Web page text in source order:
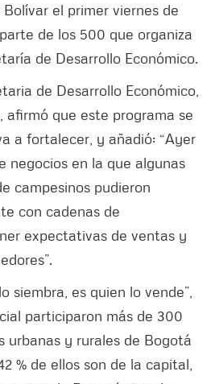
el primer viernes de
de los 500 que organiza
de Desarrollo Económico.
de Desarrollo Económico,
afirmó que este programa se
a fortalecer, y añadió: “Ayer
negocios en la que algunas
campesinos pudieron
con cadenas de
expectativas de ventas y
siembra, es quien lo vende”,
participaron más de 300
urbanas y rurales de Bogotá
% de ellos son de la capital,